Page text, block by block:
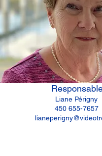
Liane Périgny
450 655-7657